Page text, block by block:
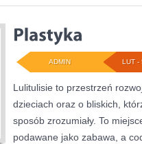
LUT -
ADMIN
Lulitulisie to przestrzeń
dzieciach oraz o bliskich,
sposób zrozumiały. To
podawane jako zabawa, a